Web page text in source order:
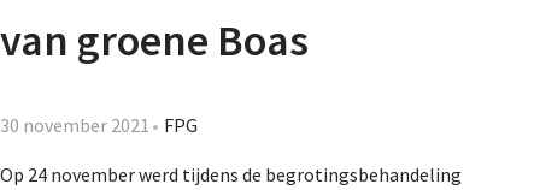
van groene Boas
30 november 2021 FPG
Op 24 november werd tijdens de begrotingsbehandeling